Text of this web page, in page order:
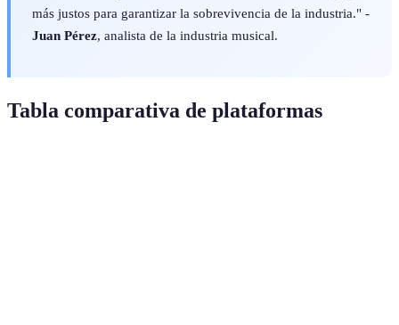
más justos para garantizar la sobrevivencia de la industria." -
Juan Pérez, analista de la industria musical.
Tabla comparativa de plataformas